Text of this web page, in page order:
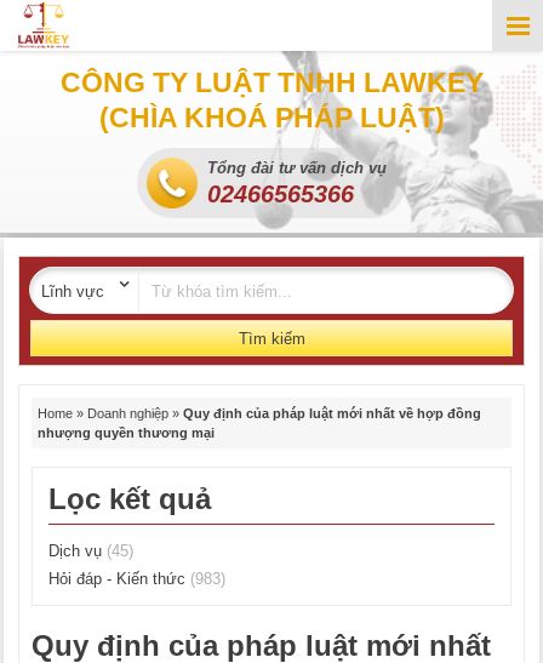
CÔNG TY LUẬT TNHH LAWKEY
(CHÌA KHOÁ PHÁP LUẬT)
Tổng đài tư vấn dịch vụ
02466565366
Tìm kiếm
Home » Doanh nghiệp » Quy định của pháp luật mới nhất về hợp đồng
nhượng quyền thương mại
Lọc kết quả
Dịch vụ (45)
Hỏi đáp - Kiến thức (983)
Quy định của pháp luật mới nhất